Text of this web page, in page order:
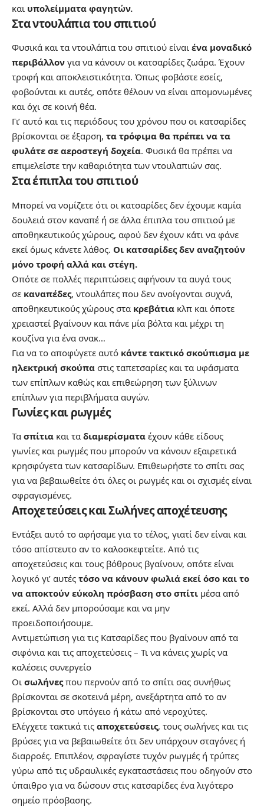
και υπολείμματα φαγητών.
Στα ντουλάπια του σπιτιού
Φυσικά και τα ντουλάπια του σπιτιού είναι ένα μοναδικό
περιβάλλον για να κάνουν οι κατσαρίδες ζωάρα. Έχουν
τροφή και αποκλειστικότητα. Όπως φοβάστε εσείς,
φοβούνται κι αυτές, οπότε θέλουν να είναι απομονωμένες
και όχι σε κοινή θέα.
Γι’ αυτό και τις περιόδους του χρόνου που οι κατσαρίδες
βρίσκονται σε έξαρση, τα τρόφιμα θα πρέπει να τα
φυλάτε σε αεροστεγή δοχεία. Φυσικά θα πρέπει να
επιμελείστε την καθαριότητα των ντουλαπιών σας.
Στα έπιπλα του σπιτιού
Μπορεί να νομίζετε ότι οι κατσαρίδες δεν έχουμε καμία
δουλειά στον καναπέ ή σε άλλα έπιπλα του σπιτιού με
αποθηκευτικούς χώρους, αφού δεν έχουν κάτι να φάνε
εκεί όμως κάνετε λάθος. Οι κατσαρίδες δεν αναζητούν
μόνο τροφή αλλά και στέγη.
Οπότε σε πολλές περιπτώσεις αφήνουν τα αυγά τους
σε καναπέδες, ντουλάπες που δεν ανοίγονται συχνά,
αποθηκευτικούς χώρους στα κρεβάτια κλπ και όποτε
χρειαστεί βγαίνουν και πάνε μία βόλτα και μέχρι τη
κουζίνα για ένα σνακ…
Για να το αποφύγετε αυτό κάντε τακτικό σκούπισμα με
ηλεκτρική σκούπα στις ταπετσαρίες και τα υφάσματα
των επίπλων καθώς και επιθεώρηση των ξύλινων
επίπλων για περιβλήματα αυγών.
Γωνίες και ρωγμές
Τα σπίτια και τα διαμερίσματα έχουν κάθε είδους
γωνίες και ρωγμές που μπορούν να κάνουν εξαιρετικά
κρησφύγετα των κατσαρίδων. Eπιθεωρήστε το σπίτι σας
για να βεβαιωθείτε ότι όλες οι ρωγμές και οι σχισμές είναι
σφραγισμένες.
Αποχετεύσεις και Σωλήνες αποχέτευσης
Εντάξει αυτό το αφήσαμε για το τέλος, γιατί δεν είναι και
τόσο απίστευτο αν το καλοσκεφτείτε. Από τις
αποχετεύσεις και τους βόθρους βγαίνουν, οπότε είναι
λογικό γι’ αυτές τόσο να κάνουν φωλιά εκεί όσο και το
να αποκτούν εύκολη πρόσβαση στο σπίτι μέσα από
εκεί. Αλλά δεν μπορούσαμε και να μην
προειδοποιήσουμε.
Αντιμετώπιση για τις Κατσαρίδες που βγαίνουν από τα
σιφόνια και τις αποχετεύσεις – Τι να κάνεις χωρίς να
καλέσεις συνεργείο
Οι σωλήνεςπου περνούν από το σπίτι σας συνήθως
βρίσκονται σε σκοτεινά μέρη, ανεξάρτητα από το αν
βρίσκονται στο υπόγειο ή κάτω από νεροχύτες.
Ελέγχετε τακτικά τις αποχετεύσεις, τους σωλήνες και τις
βρύσες για να βεβαιωθείτε ότι δεν υπάρχουν σταγόνες ή
διαρροές. Επιπλέον, σφραγίστε τυχόν ρωγμές ή τρύπες
γύρω από τις υδραυλικές εγκαταστάσεις που οδηγούν στο
ύπαιθρο για να δώσουν στις κατσαρίδες ένα λιγότερο
σημείο πρόσβασης.